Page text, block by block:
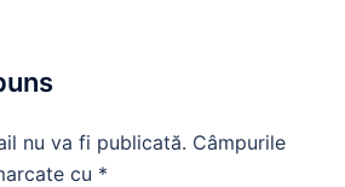
nu va fi publicată. Câmpurile
cu *